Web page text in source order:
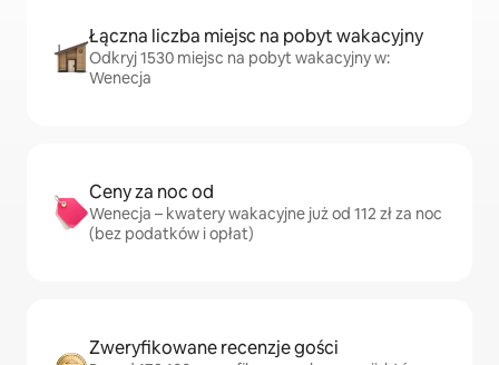
Łączna liczba miejsc na pobyt wakacyjny
Odkryj 1530 miejsc na pobyt wakacyjny w:
Wenecja
Ceny za noc od
Wenecja – kwatery wakacyjne już od 112 zł za noc
(bez podatków i opłat)
Zweryfikowane recenzje gości